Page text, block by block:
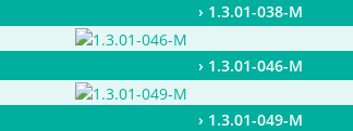
› 1.3.01-038-M
› 1.3.01-046-M
› 1.3.01-049-M